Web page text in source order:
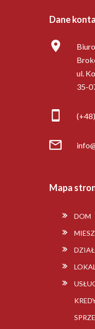
Dane
ul.
35-
Mapa
DOM